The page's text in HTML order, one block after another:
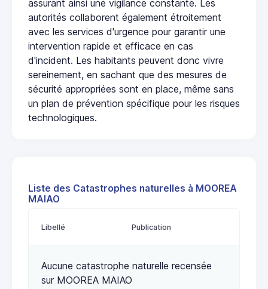
assurant ainsi une vigilance constante. Les
autorités collaborent également étroitement
avec les services d'urgence pour garantir une
intervention rapide et efficace en cas
d'incident. Les habitants peuvent donc vivre
sereinement, en sachant que des mesures de
sécurité appropriées sont en place, même sans
un plan de prévention spécifique pour les risques
technologiques.
Liste des Catastrophes naturelles à MOOREA
MAIAO
Libellé Publication
Aucune catastrophe naturelle recensée
sur MOOREA MAIAO